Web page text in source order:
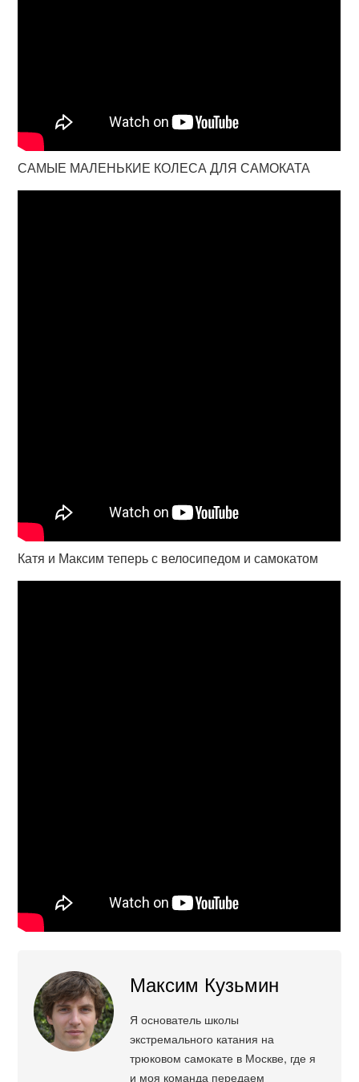
САМЫЕ МАЛЕНЬКИЕ КОЛЕСА ДЛЯ САМОКАТА
Катя и Максим теперь с велосипедом и самокатом
Максим Кузьмин
Я основатель школы
экстремального катания на
трюковом самокате в Москве, где я
и моя команда передаем